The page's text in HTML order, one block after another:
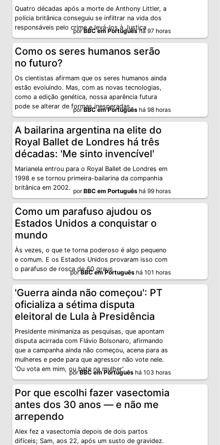
Quatro décadas após a morte de Anthony Littler, a
polícia britânica conseguiu se infiltrar na vida dos
responsáveis pelo crime e levá-los à Justiça
porBBC em Portuguêshá 97 horas
Como os seres humanos serão
no futuro?
Os cientistas afirmam que os seres humanos ainda
estão evoluindo. Mas, com as novas tecnologias,
como a edição genética, nossa aparência futura
pode se alterar de formas inesperadas.
porBBC em Português há 98 horas
A bailarina argentina na elite do
Royal Ballet de Londres há três
décadas: 'Me sinto invencível'
Marianela entrou para o Royal Ballet de Londres em
1998 e se tornou primeira-bailarina da companhia
britânica em 2002. porBBC em Português há 99 horas
Como um parafuso ajudou os
Estados Unidos a conquistar o
mundo
Às vezes, o que te torna poderoso é algo pequeno
e comum. E os Estados Unidos provaram isso com
o parafuso de rosca de 60 graus
porBBC em Português há 101 horas
'Guerra ainda não começou': PT
oficializa a sétima disputa
eleitoral de Lula à Presidência
Presidente minimaniza as pesquisas, que apontam
disputa acirrada com Flávio Bolsonaro, afirmando
que a campanha ainda não começou, acena para as
mulheres e pede para que agressor não vote nele.
'Ou vota em mim, ou bate na mulher'.
porBBC em Português há 103 horas
Por que escolhi fazer vasectomia
antes dos 30 anos — e não me
arrependo
Alex fez a vasectomia depois de dois partos
difíceis; Sam, aos 22, após um susto de gravidez.